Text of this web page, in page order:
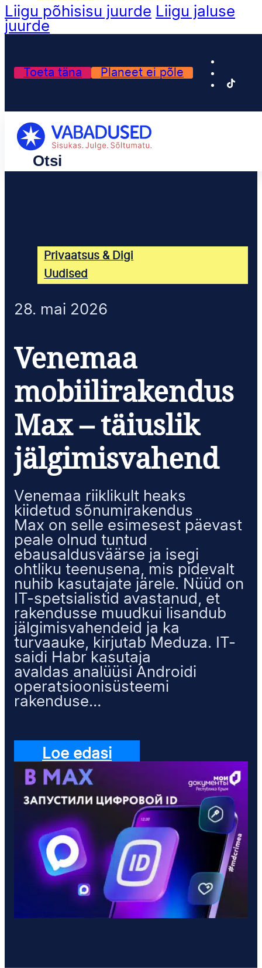
Liigu põhisisu juurde Liigu jaluse
juurde
Toeta täna Planeet ei põle
Privaatsus & Digi
Uudised
28. mai 2026
Venemaa
mobiilirakendus
Max – täiuslik
jälgimisvahend
Venemaa riiklikult heaks
kiidetud sõnumirakendus
Max on selle esimesest päevast
peale olnud tuntud
ebausaldusväärse ja isegi
ohtliku teenusena, mis pidevalt
nuhib kasutajate järele. Nüüd on
IT-spetsialistid avastanud, et
rakendusse muudkui lisandub
jälgimisvahendeid ja ka
turvaauke, kirjutab Meduza. IT-
saidi Habr kasutaja
avaldas analüüsi Androidi
operatsioonisüsteemi
rakenduse…
Loe edasi